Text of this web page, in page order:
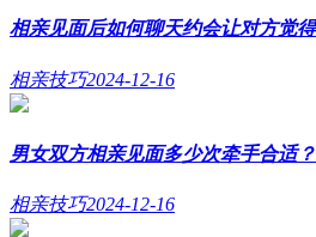
相亲见面后如何聊天约会让对方觉
相亲技巧2024-12-16
男女双方相亲见面多少次牵手合适？
相亲技巧2024-12-16